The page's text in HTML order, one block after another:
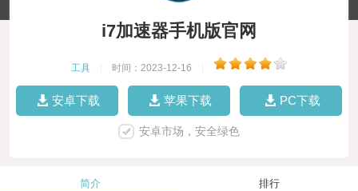
i7加速器手机版官网
工具 时间：2023-12-16
安卓下载 苹果下载 PC下载
安卓市场，安全绿色
简介 排行